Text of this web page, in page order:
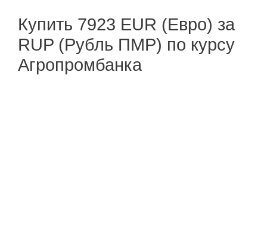
Купить 7923 EUR (Евро) за
RUP (Рубль ПМР) по курсу
Агропромбанка